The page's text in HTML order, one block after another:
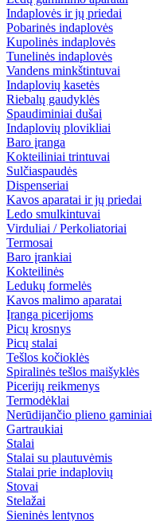
Indaplovės ir jų priedai
Pobarinės indaplovės
Kupolinės indaplovės
Tunelinės indaplovės
Vandens minkštintuvai
Indaplovių kasetės
Riebalų gaudyklės
Spaudiminiai dušai
Indaplovių plovikliai
Baro įranga
Kokteiliniai trintuvai
Sulčiaspaudės
Dispenseriai
Kavos aparatai ir jų priedai
Ledo smulkintuvai
Virduliai / Perkoliatoriai
Termosai
Baro įrankiai
Kokteilinės
Ledukų formelės
Kavos malimo aparatai
Įranga picerijoms
Picų krosnys
Picų stalai
Tešlos kočioklės
Spiralinės tešlos maišyklės
Picerijų reikmenys
Termodėklai
Nerūdijančio plieno gaminiai
Gartraukiai
Stalai
Stalai su plautuvėmis
Stalai prie indaplovių
Stovai
Stelažai
Sieninės lentynos